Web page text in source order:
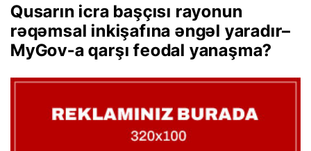
Qusarın icra başçısı rayonun
rəqəmsal inkişafına əngəl yaradır–
MyGov-a qarşı feodal yanaşma?